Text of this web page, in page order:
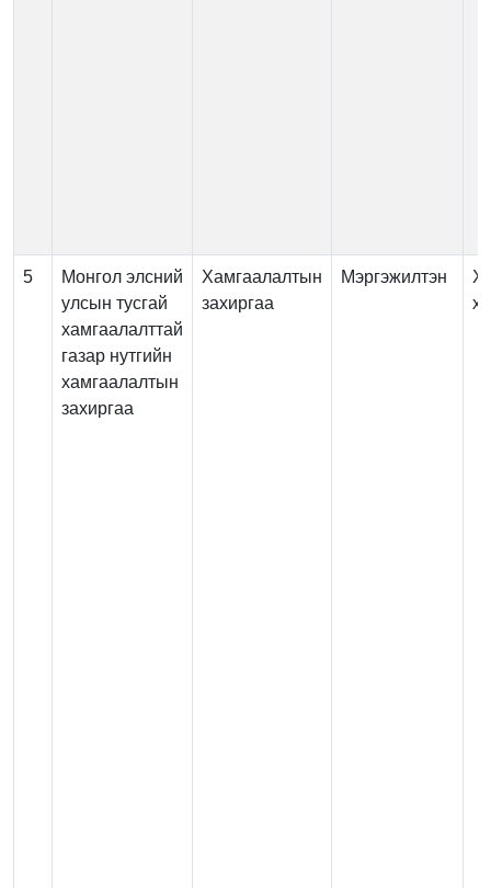
5
Монгол элсний
улсын тусгай
хамгаалалттай
газар нутгийн
хамгаалалтын
захиргаа
Хамгаалалтын
захиргаа
Мэргэжилтэн